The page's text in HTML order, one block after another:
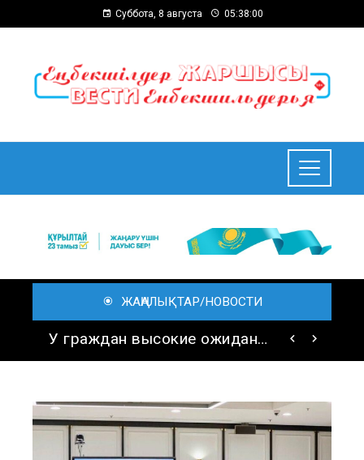
Суббота, 8 августа 05:38:02
ЖАҢАЛЫҚТАР/НОВОСТИ
У граждан высокие ожидания от выборов в Курултай – опрос общественного мнения